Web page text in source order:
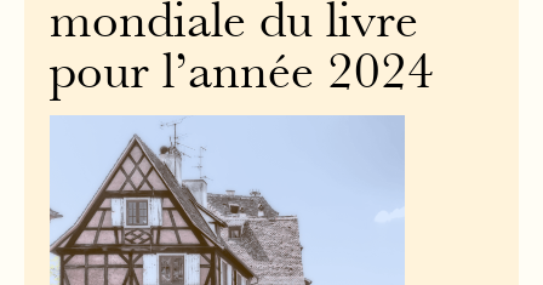
mondiale du livre
pour l’année 2024